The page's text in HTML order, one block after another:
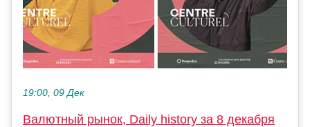
19:00, 09 Дек
Валютный рынок, Daily history за 8 декабря